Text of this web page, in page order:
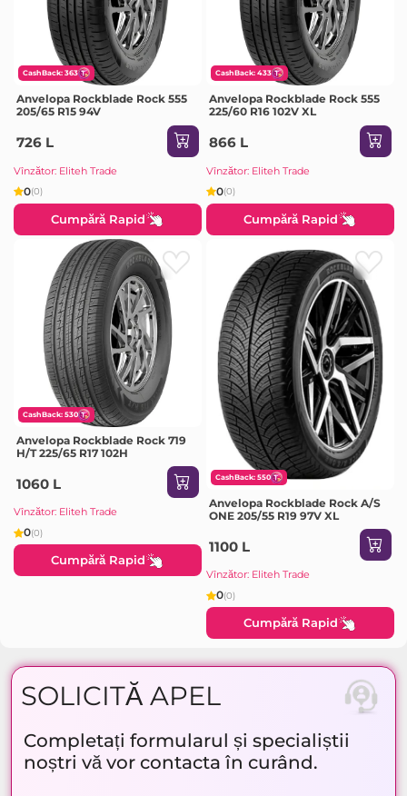
CashBack: 363
Anvelopa Rockblade Rock 555
205/65 R15 94V
726 L
Vînzător: Eliteh Trade
0(0)
Cumpără Rapid
CashBack: 433
Anvelopa Rockblade Rock 555
225/60 R16 102V XL
866 L
Vînzător: Eliteh Trade
0(0)
Cumpără Rapid
CashBack: 530
Anvelopa Rockblade Rock 719
H/T 225/65 R17 102H
1060 L
Vînzător: Eliteh Trade
0(0)
Cumpără Rapid
CashBack: 550
Anvelopa Rockblade Rock A/S
ONE 205/55 R19 97V XL
1100 L
Vînzător: Eliteh Trade
0(0)
Cumpără Rapid
SOLICITĂ APEL
Completați formularul și specialiștii
noștri vă vor contacta în curând.